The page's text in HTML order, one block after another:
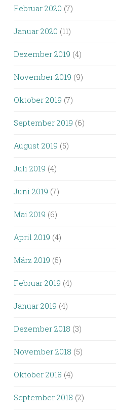
Februar 2020 (7)
Januar 2020 (11)
Dezember 2019 (4)
November 2019 (9)
Oktober 2019 (7)
September 2019 (6)
August 2019 (5)
Juli 2019 (4)
Juni 2019 (7)
Mai 2019 (6)
April 2019 (4)
März 2019 (5)
Februar 2019 (4)
Januar 2019 (4)
Dezember 2018 (3)
November 2018 (5)
Oktober 2018 (4)
September 2018 (2)